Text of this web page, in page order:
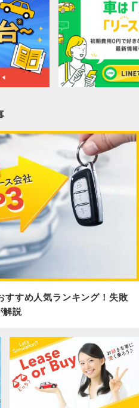
すすめ人気ランキング！失敗
解説